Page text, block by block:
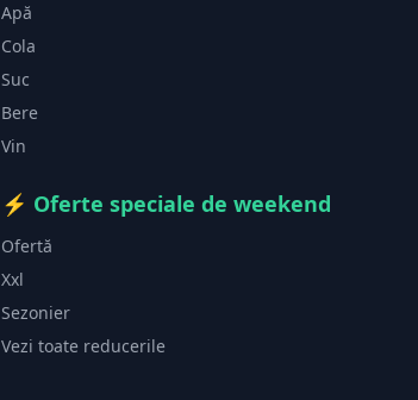
Apă
Cola
Suc
Bere
Vin
⚡ Oferte speciale de weekend
Ofertă
Xxl
Sezonier
Vezi toate reducerile